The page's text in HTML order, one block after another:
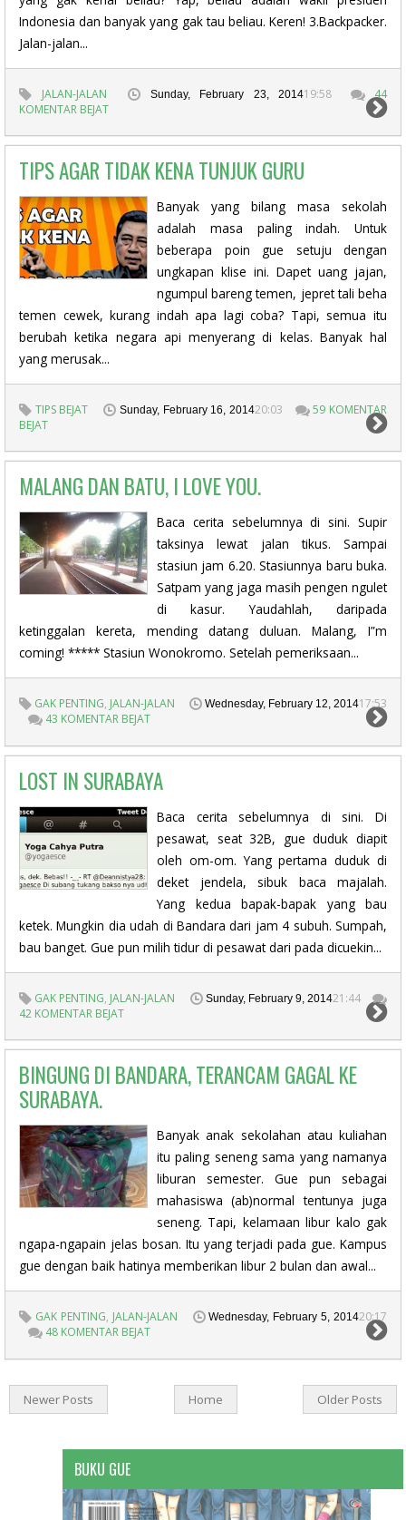
Indonesia dan banyak yang gak tau beliau. Keren! 3.Backpacker.
Jalan-jalan...
JALAN-JALAN Sunday, February 23, 201419:58
44
KOMENTAR BEJAT
TIPS AGAR TIDAK KENA TUNJUK GURU
Banyak yang bilang masa sekolah
adalah masa paling indah. Untuk
beberapa poin gue setuju dengan
ungkapan klise ini. Dapet uang jajan,
ngumpul bareng temen, jepret tali beha
temen cewek, kurang indah apa lagi coba? Tapi, semua itu
berubah ketika negara api menyerang di kelas. Banyak hal
yang merusak...
TIPS BEJAT Sunday, February 16, 201420:03
59 KOMENTAR
BEJAT
MALANG DAN BATU, I LOVE YOU.
Baca cerita sebelumnya di sini. Supir
taksinya lewat jalan tikus. Sampai
stasiun jam 6.20. Stasiunnya baru buka.
Satpam yang jaga masih pengen ngulet
di kasur. Yaudahlah, daripada
ketinggalan kereta, mending datang duluan. Malang, I”m
coming! ***** Stasiun Wonokromo. Setelah pemeriksaan...
GAK PENTING, JALAN-JALAN Wednesday, February 12, 201417:53
43 KOMENTAR BEJAT
LOST IN SURABAYA
Baca cerita sebelumnya di sini. Di
pesawat, seat 32B, gue duduk diapit
oleh om-om. Yang pertama duduk di
deket jendela, sibuk baca majalah.
Yang kedua bapak-bapak yang bau
ketek. Mungkin dia udah di Bandara dari jam 4 subuh. Sumpah,
bau banget. Gue pun milih tidur di pesawat dari pada dicuekin...
GAK PENTING, JALAN-JALAN Sunday, February 9, 201421:44
42 KOMENTAR BEJAT
BINGUNG DI BANDARA, TERANCAM GAGAL KE
SURABAYA.
Banyak anak sekolahan atau kuliahan
itu paling seneng sama yang namanya
liburan semester. Gue pun sebagai
mahasiswa (ab)normal tentunya juga
seneng. Tapi, kelamaan libur kalo gak
ngapa-ngapain jelas bosan. Itu yang terjadi pada gue. Kampus
gue dengan baik hatinya memberikan libur 2 bulan dan awal...
GAK PENTING, JALAN-JALAN Wednesday, February 5, 201420:17
48 KOMENTAR BEJAT
Newer Posts Older Posts
Home
BUKU GUE